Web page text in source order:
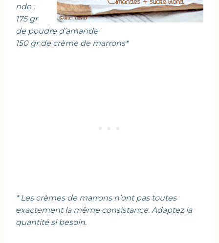
nde :
175 gr
de poudre d’amande
150 gr de crème de marrons*
* Les crèmes de marrons n’ont pas toutes
exactement la même consistance. Adaptez la
quantité si besoin.